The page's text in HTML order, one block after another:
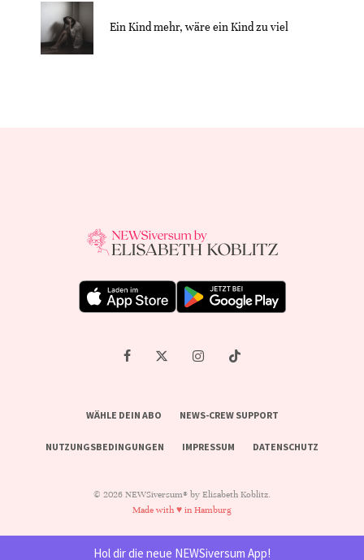
Ein Kind mehr, wäre ein Kind zu viel
WÄHLE DEIN ABO NEWS-CREW SUPPORT
NUTZUNGSBEDINGUNGEN IMPRESSUM DATENSCHUTZ
© 2026 NEWSiversum® by Elisabeth Koblitz.
Made with ♥ in Hamburg
Hol dir die neue NEWSiversum App!